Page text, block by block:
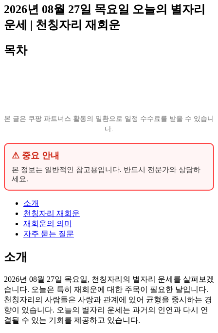
2026년 08월 27일 목요일 오늘의 별자리
운세 | 천칭자리 재회운
목차
본 글은 쿠팡 파트너스 활동의 일환으로 일정 수수료를 받을 수 있습니
다.
⚠ 중요 안내
본 정보는 일반적인 참고용입니다. 반드시 전문가와 상담하
세요.
소개
천칭자리 재회운
재회운의 의미
자주 묻는 질문
소개
2026년 08월 27일 목요일, 천칭자리의 별자리 운세를 살펴보겠
습니다. 오늘은 특히 재회운에 대한 주목이 필요한 날입니다.
천칭자리의 사람들은 사랑과 관계에 있어 균형을 중시하는 경
향이 있습니다. 오늘의 별자리 운세는 과거의 인연과 다시 연
결될 수 있는 기회를 제공하고 있습니다.